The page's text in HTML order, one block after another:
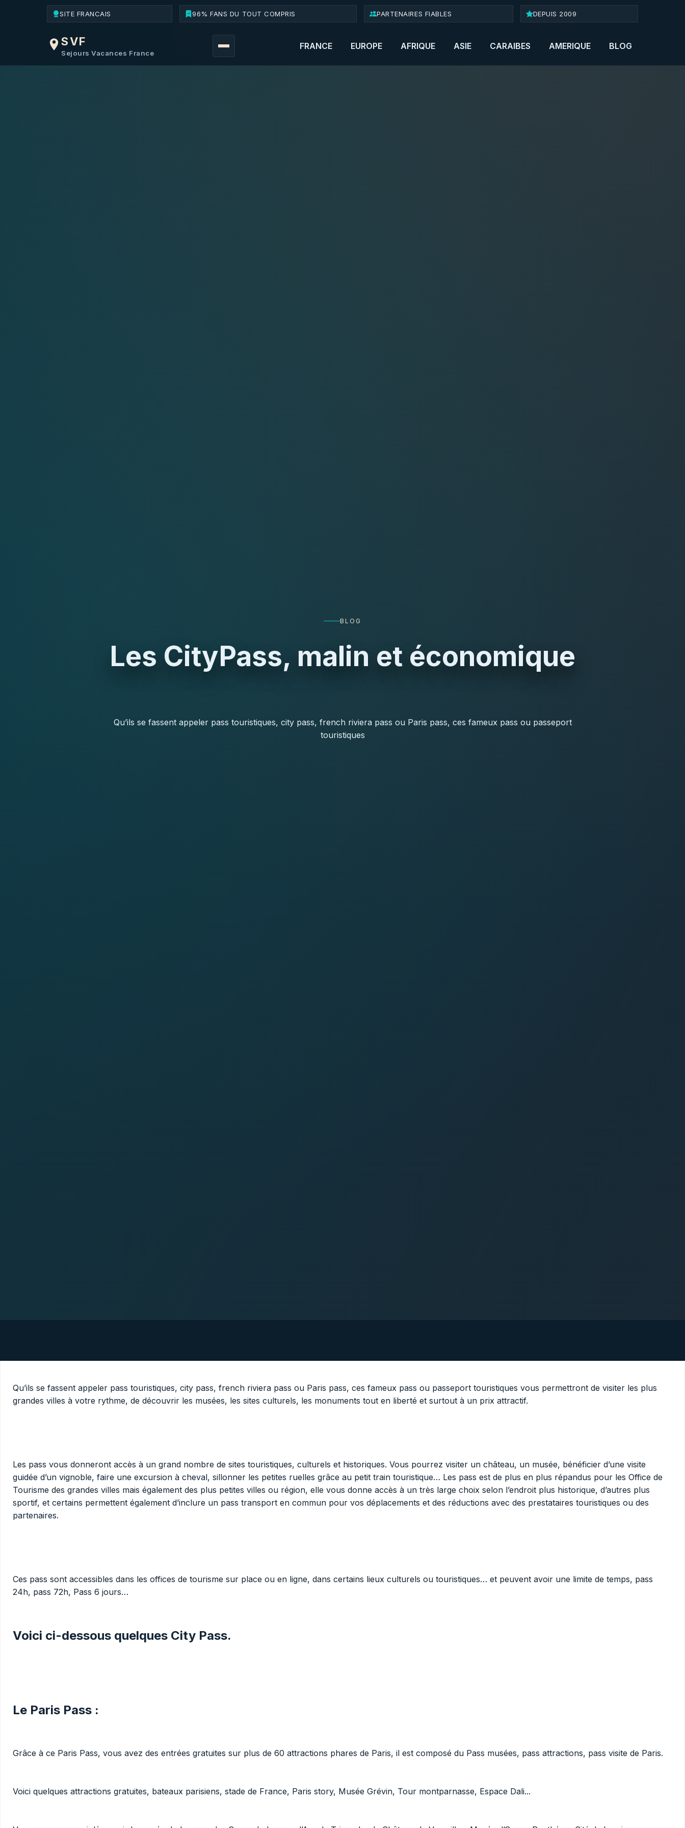
SITE FRANCAIS 96% FANS DU TOUT COMPRIS PARTENAIRES FIABLES DEPUIS 2009
SVF
Sejours Vacances France
FRANCE EUROPE AFRIQUE ASIE CARAIBES AMERIQUE BLOG
BLOG
Les CityPass, malin et économique
Qu’ils se fassent appeler pass touristiques, city pass, french riviera pass ou Paris pass, ces fameux pass ou passeport
touristiques
Qu’ils se fassent appeler pass touristiques, city pass, french riviera pass ou Paris pass, ces fameux pass ou passeport touristiques vous permettront de visiter les plus
grandes villes à votre rythme, de découvrir les musées, les sites culturels, les monuments tout en liberté et surtout à un prix attractif.
Les pass vous donneront accès à un grand nombre de sites touristiques, culturels et historiques. Vous pourrez visiter un château, un musée, bénéficier d’une visite
guidée d’un vignoble, faire une excursion à cheval, sillonner les petites ruelles grâce au petit train touristique… Les pass est de plus en plus répandus pour les Office de
Tourisme des grandes villes mais également des plus petites villes ou région, elle vous donne accès à un très large choix selon l’endroit plus historique, d’autres plus
sportif, et certains permettent également d’inclure un pass transport en commun pour vos déplacements et des réductions avec des prestataires touristiques ou des
partenaires.
Ces pass sont accessibles dans les offices de tourisme sur place ou en ligne, dans certains lieux culturels ou touristiques… et peuvent avoir une limite de temps, pass
24h, pass 72h, Pass 6 jours…
Voici ci-dessous quelques City Pass.
Le Paris Pass :
Grâce à ce Paris Pass, vous avez des entrées gratuites sur plus de 60 attractions phares de Paris, il est composé du Pass musées, pass attractions, pass visite de Paris.
Voici quelques attractions gratuites, bateaux parisiens, stade de France, Paris story, Musée Grévin, Tour montparnasse, Espace Dali...